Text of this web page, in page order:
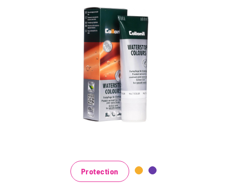
Crème de couleur colorée
et d'imprégnation
Maintient tous les matériaux de cuir lisse et
de haute technologie avec effet
d'imprégnation
bleu, vert et rouge
Protection